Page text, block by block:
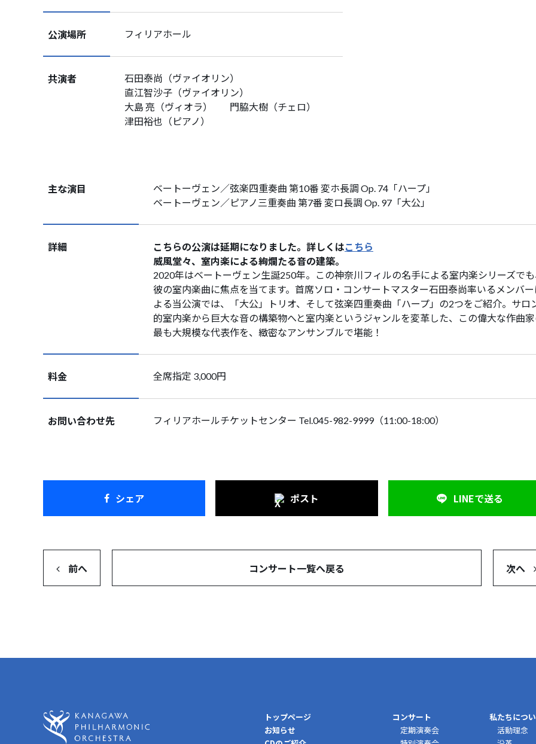
公演場所 フィリアホール
共演者
石田泰尚（ヴァイオリン）
直江智沙子（ヴァイオリン）
大島 亮（ヴィオラ）
門脇大樹（チェロ）
津田裕也（ピアノ）
主な演目
ベートーヴェン／弦楽四重奏曲 第10番 変ホ長調 Op. 74「ハープ」
ベートーヴェン／ピアノ三重奏曲 第7番 変ロ長調 Op. 97「大公」
詳細 こちらの公演は延期になりました。詳しくはこちら
威風堂々、室内楽による絢爛たる音の建築。
2020年はベートーヴェン生誕250年。この神奈川フィルの名手による室内楽シリーズでも
彼の室内楽曲に焦点を当てます。首席ソロ・コンサートマスター石田泰尚率いるメンバー
よる当公演では、「大公」トリオ、そして弦楽四重奏曲「ハープ」の2つをご紹介。サロ
的室内楽から巨大な音の構築物へと室内楽というジャンルを変革した、この偉大な作曲
最も大規模な代表作を、緻密なアンサンブルで堪能！
料金 全席指定 3,000円
お問い合わせ先 フィリアホールチケットセンター Tel.045-982-9999（11:00-18:00）
シェア ポスト LINEで送る
前へ コンサート一覧へ戻る 次へ
トップページ
お知らせ
コンサート
定期演奏会
私たちにつ
活動理念